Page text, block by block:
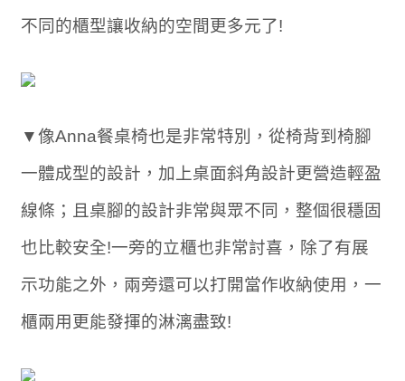
不同的櫃型讓收納的空間更多元了!
▼像Anna餐桌椅也是非常特別，從椅背到椅腳
一體成型的設計，加上桌面斜角設計更營造輕盈
線條；且桌腳的設計非常與眾不同，整個很穩固
也比較安全!一旁的立櫃也非常討喜，除了有展
示功能之外，兩旁還可以打開當作收納使用，一
櫃兩用更能發揮的淋漓盡致!